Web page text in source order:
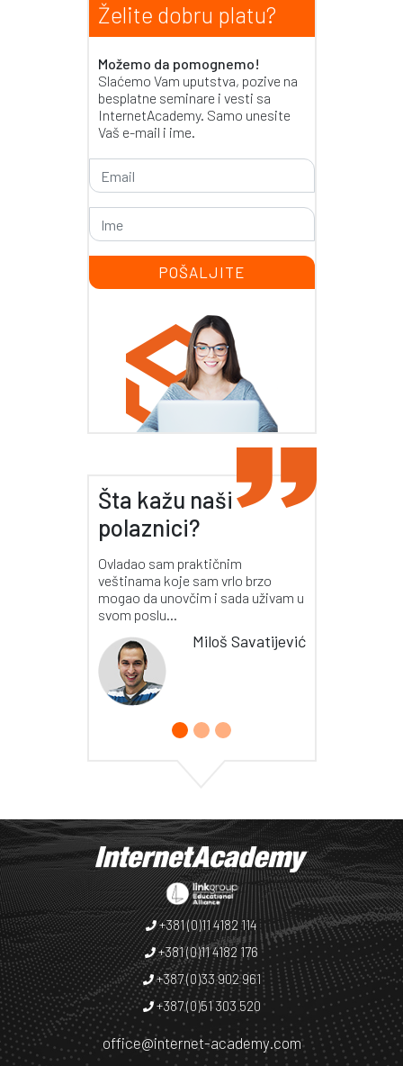
Želite dobru platu?
Možemo da pomognemo!
Slaćemo Vam uputstva, pozive na
besplatne seminare i vesti sa
InternetAcademy. Samo unesite
Vaš e-mail i ime.
Šta kažu naši
polaznici?
Ovladao sam praktičnim
veštinama koje sam vrlo brzo
mogao da unovčim i sada uživam u
svom poslu...
Miloš Savatijević
+381 (0)11 4182 114
+381 (0)11 4182 176
+387 (0)33 902 961
+387 (0)51 303 520
office@internet-academy.com